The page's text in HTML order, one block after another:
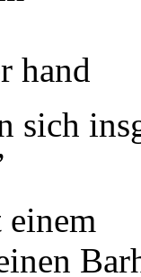
sich